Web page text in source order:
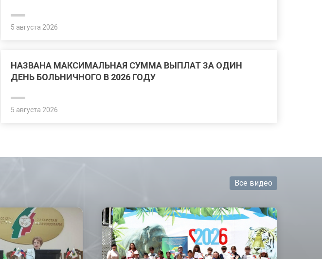
5 августа 2026
НАЗВАНА МАКСИМАЛЬНАЯ СУММА ВЫПЛАТ ЗА ОДИН
ДЕНЬ БОЛЬНИЧНОГО В 2026 ГОДУ
5 августа 2026
Все видео